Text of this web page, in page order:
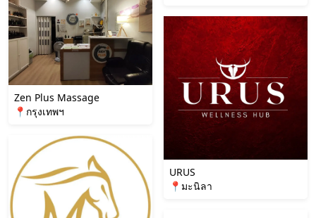
Zen Plus Massage
📍กรุงเทพฯ
URUS
📍มะนิลา